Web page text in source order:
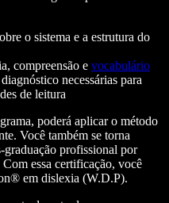
o sistema e a estrutura do
compreensão e vocabulário
necessárias para
de leitura
poderá aplicar o método
Você também se torna
graduação profissional por
essa certificação, você
em dislexia (W.D.P).